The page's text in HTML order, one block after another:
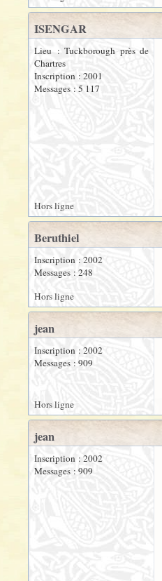
ISENGAR
Lieu : Tuckborough près de
Chartres
Inscription : 2001
Messages : 5 117
Hors ligne
Beruthiel
Inscription : 2002
Messages : 248
Hors ligne
jean
Inscription : 2002
Messages : 909
Hors ligne
jean
Inscription : 2002
Messages : 909